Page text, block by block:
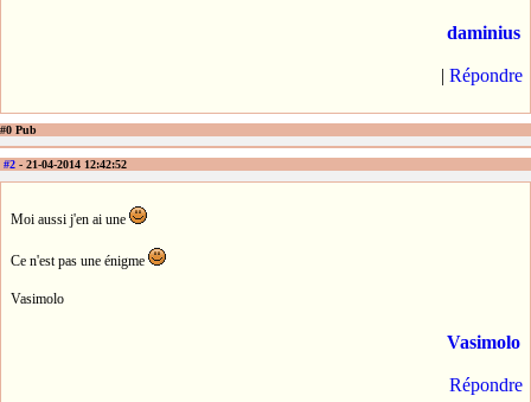
daminius
| Répondre
#0 Pub
#2 - 21-04-2014 12:42:52
Moi aussi j'en ai une
Ce n'est pas une énigme
Vasimolo
Vasimolo
Répondre